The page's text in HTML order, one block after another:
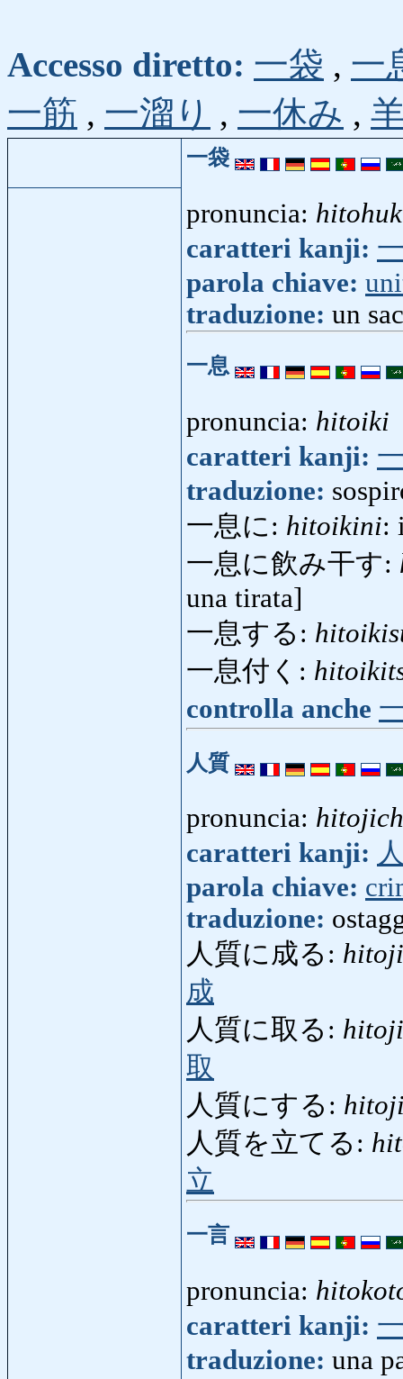
Accesso diretto: 一袋 , 一
一筋 , 一溜り , 一休み ,
一袋
pronuncia:
caratteri kanji:
parola chiave:
traduzione: un
一息
pronuncia: hitoiki
caratteri kanji:
traduzione:
一息に: hitoikini:
一息に飲み干す:
una tirata]
一息する:
一息付く:
controlla anche
人質
pronuncia:
caratteri kanji:
parola chiave:
traduzione:
人質に成る:
成
人質に取る:
取
人質にする:
人質を立てる:
立
一言
pronuncia:
caratteri kanji:
traduzione: una